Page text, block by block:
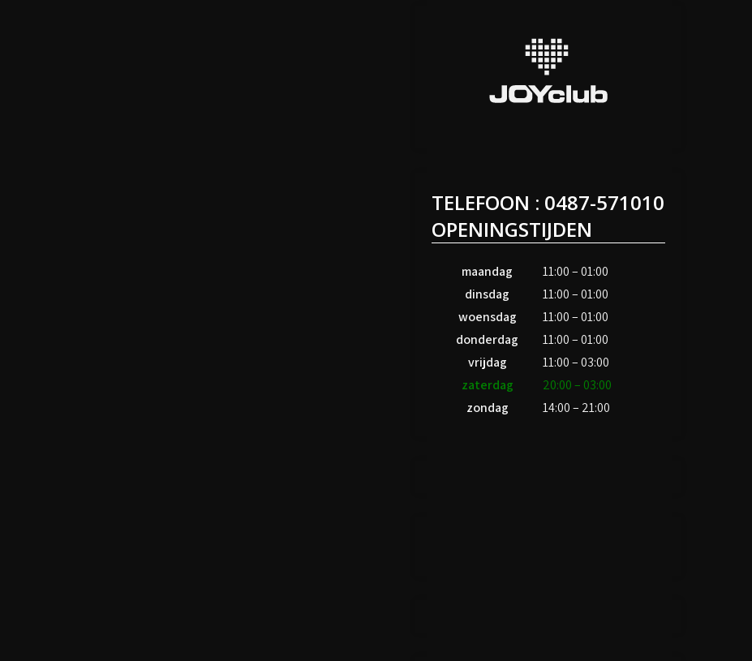
TELEFOON : 0487-571010
OPENINGSTIJDEN
maandag
11:00 – 01:00
dinsdag
11:00 – 01:00
woensdag
11:00 – 01:00
donderdag
11:00 – 01:00
vrijdag
11:00 – 03:00
zaterdag
20:00 – 03:00
zondag
14:00 – 21:00